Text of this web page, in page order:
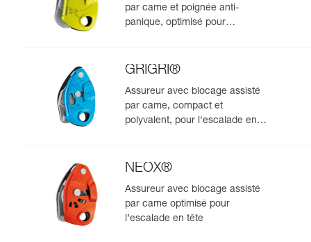
par came et poignée anti-
panique, optimisé pour
GRIGRI®
Assureur avec blocage assisté
par came, compact et
polyvalent, pour l'escalade en
NEOX®
Assureur avec blocage assisté
par came optimisé pour
l’escalade en tête